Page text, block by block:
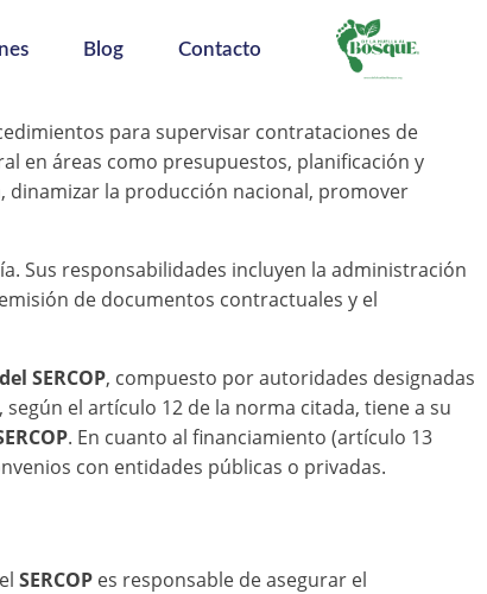
Blog Contacto
para supervisar contrataciones de
en áreas como presupuestos, planificación y
dinamizar la producción nacional, promover
Sus responsabilidades incluyen la administración
de documentos contractuales y el
SERCOP, compuesto por autoridades designadas
el artículo 12 de la norma citada, tiene a su
. En cuanto al financiamiento (artículo 13
con entidades públicas o privadas.
SERCOP es responsable de asegurar el